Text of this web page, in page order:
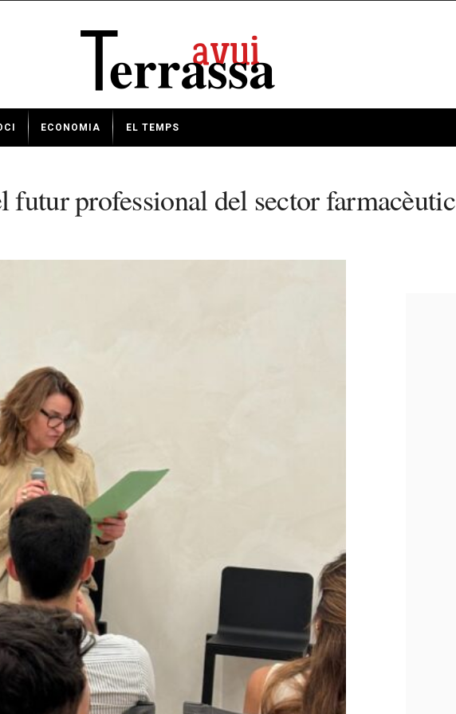
ECONOMIA EL TEMPS
futur professional del sector farmacèutic